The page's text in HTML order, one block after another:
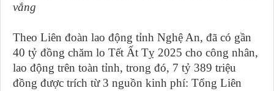
vắng
Theo Liên đoàn lao động tỉnh Nghệ An, đã có gần
40 tỷ đồng chăm lo Tết Ất Tỵ 2025 cho công nhân,
lao động trên toàn tỉnh, trong đó, 7 tỷ 389 triệu
đồng được trích từ 3 nguồn kinh phí: Tổng Liên